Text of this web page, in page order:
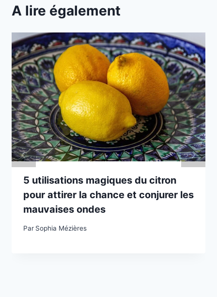
A lire également
5 utilisations magiques du citron
pour attirer la chance et conjurer les
mauvaises ondes
Par Sophia Mézières